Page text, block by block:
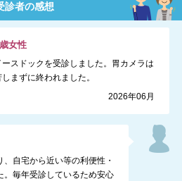
診者の感想
歳女性
スドックを受診しました。胃カメラは
まずに終われました。
2026年06月
自宅から近い等の利便性・
。毎年受診しているため安心